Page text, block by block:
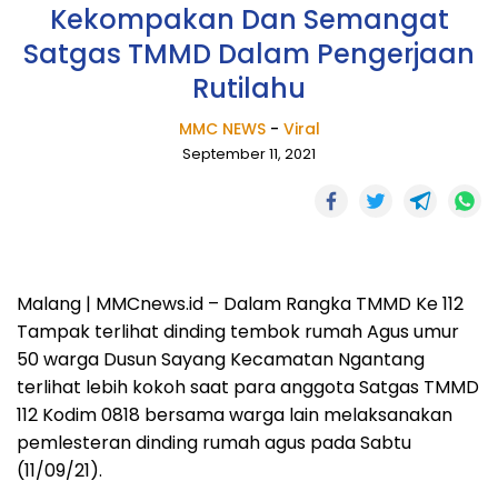
Kekompakan Dan Semangat
Satgas TMMD Dalam Pengerjaan
Rutilahu
MMC NEWS- Viral
September 11, 2021
Malang | MMCnews.id – Dalam Rangka TMMD Ke 112
Tampak terlihat dinding tembok rumah Agus umur
50 warga Dusun Sayang Kecamatan Ngantang
terlihat lebih kokoh saat para anggota Satgas TMMD
112 Kodim 0818 bersama warga lain melaksanakan
pemlesteran dinding rumah agus pada Sabtu
(11/09/21).